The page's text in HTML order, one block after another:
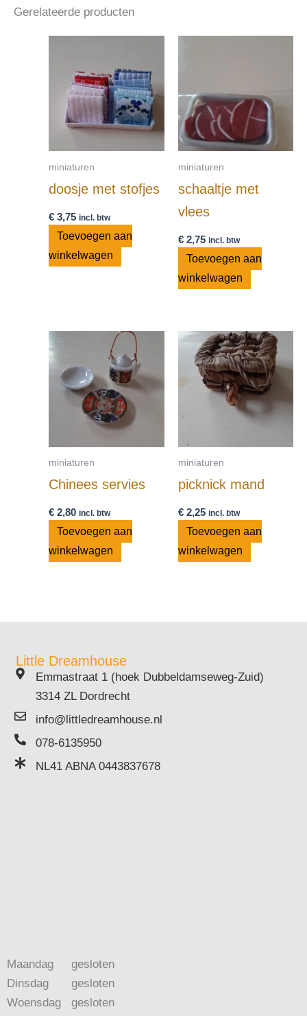
Gerelateerde producten
miniaturen
doosje met stofjes
€ 3,75 incl. btw
Toevoegen aan
winkelwagen
miniaturen
schaaltje met
vlees
€2,75 incl. btw
Toevoegen aan
winkelwagen
miniaturen
Chinees servies
€ 2,80 incl. btw
Toevoegen aan
winkelwagen
miniaturen
picknick mand
€2,25 incl. btw
Toevoegen aan
winkelwagen
Little Dreamhouse
Emmastraat 1 (hoek Dubbeldamseweg-Zuid)
3314 ZL Dordrecht
info@littledreamhouse.nl
078-6135950
NL41 ABNA 0443837678
Maandag
Dinsdag
Woensdag
gesloten
gesloten
gesloten